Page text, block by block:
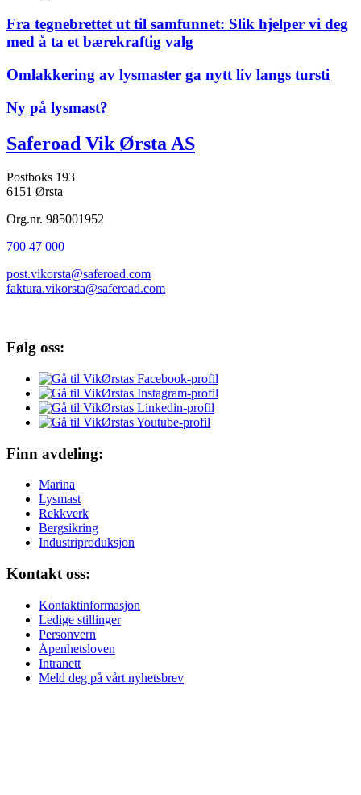
Fra tegnebrettet ut til samfunnet: Slik hjelper vi deg
med å ta et bærekraftig valg
Omlakkering av lysmaster ga nytt liv langs tursti
Ny på lysmast?
Saferoad Vik Ørsta AS
Postboks 193
6151 Ørsta
Org.nr. 985001952
700 47 000
post.vikorsta@saferoad.com
faktura.vikorsta@saferoad.com
Følg oss:
Finn avdeling:
Marina
Lysmast
Rekkverk
Bergsikring
Industriproduksjon
Kontakt oss:
Kontaktinformasjon
Ledige stillinger
Personvern
Åpenhetsloven
Intranett
Meld deg på vårt nyhetsbrev